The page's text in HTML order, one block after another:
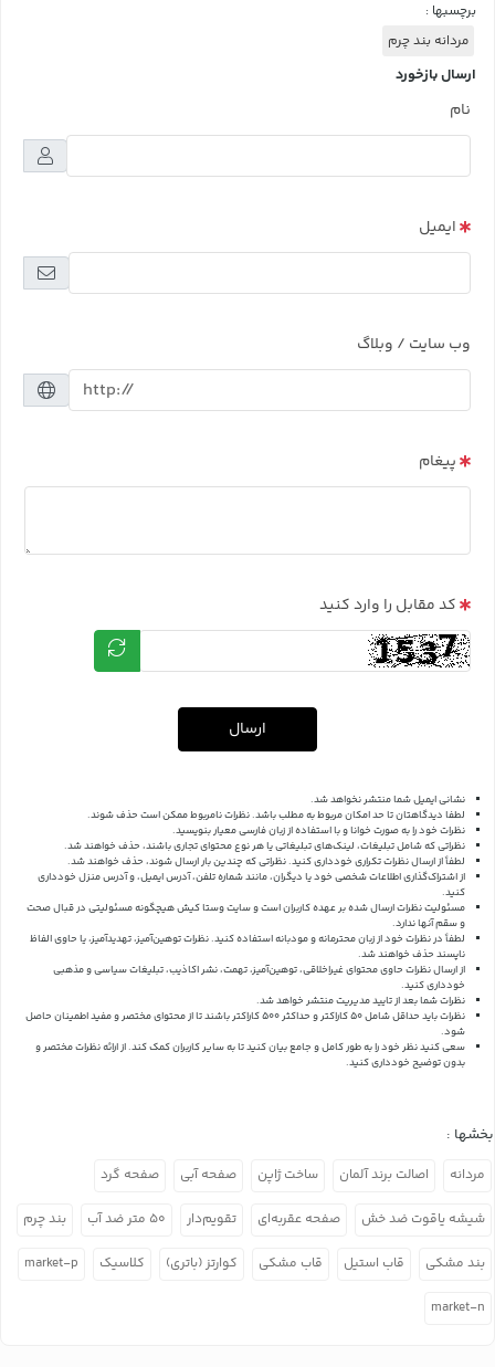
برچسبها :
مردانه بند چرم
ارسال بازخورد
نام
ایمیل
وب سایت / وبلاگ
پیغام
کد مقابل را وارد کنید
ارسال
نشانی ایمیل شما منتشر نخواهد شد.
لطفا دیدگاهتان تا حد امکان مربوط به مطلب باشد. نظرات نامربوط ممکن است حذف شوند.
نظرات خود را به صورت خوانا و با استفاده از زبان فارسی معیار بنویسید.
نظراتی که شامل تبلیغات، لینک‌های تبلیغاتی یا هر نوع محتوای تجاری باشند، حذف خواهند شد.
لطفاً از ارسال نظرات تکراری خودداری کنید. نظراتی که چندین بار ارسال شوند، حذف خواهند شد.
از اشتراک‌گذاری اطلاعات شخصی خود یا دیگران، مانند شماره تلفن، آدرس ایمیل، و آدرس منزل خودداری
کنید.
مسئولیت نظرات ارسال شده بر عهده کاربران است و سایت وستا کیش هیچگونه مسئولیتی در قبال صحت
و سقم آنها ندارد.
لطفاً در نظرات خود از زبان محترمانه و مودبانه استفاده کنید. نظرات توهین‌آمیز، تهدیدآمیز، یا حاوی الفاظ
ناپسند حذف خواهند شد.
از ارسال نظرات حاوی محتوای غیراخلاقی، توهین‌آمیز، تهمت، نشر اکاذیب، تبلیغات سیاسی و مذهبی
خودداری کنید.
نظرات شما بعد از تایید مدیریت منتشر خواهد شد.
نظرات باید حداقل شامل 50 کاراکتر و حداکثر 500 کاراکتر باشند تا از محتوای مختصر و مفید اطمینان حاصل
شود.
سعی کنید نظر خود را به طور کامل و جامع بیان کنید تا به سایر کاربران کمک کند.از ارائه نظرات مختصر و
بدون توضیح خودداری کنید.
بخشها :
مردانه اصالت برند آلمان ساخت ژاپن صفحه آبی صفحه گرد
شیشه یاقوت ضد خش صفحه عقربه‌ای تقویم‌دار ۵۰ متر ضد آب بند چرم
بند مشکی قاب استیل قاب مشکی کوارتز (باتری) کلاسیک market-p
market-n